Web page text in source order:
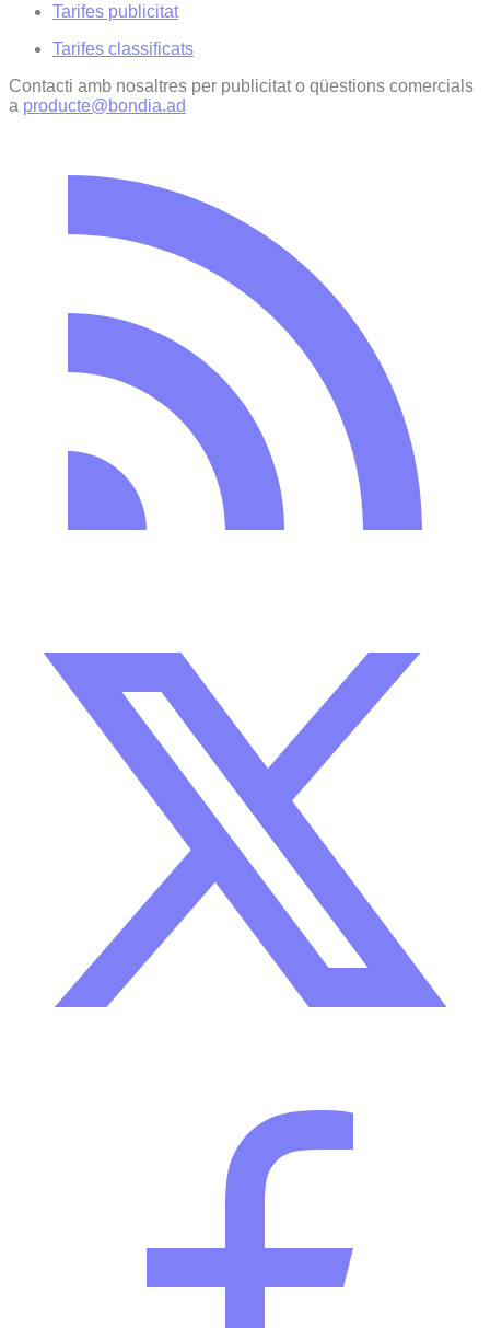
Tarifes publicitat
Tarifes classificats
Contacti amb nosaltres per publicitat o qüestions comercials
a producte@bondia.ad